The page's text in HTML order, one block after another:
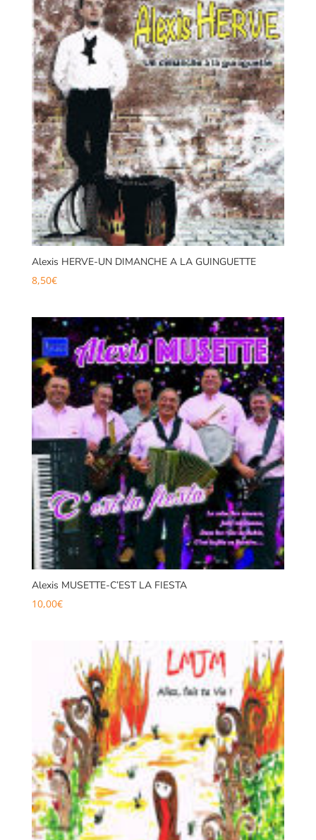
Alexis HERVE-UN DIMANCHE A LA GUINGUETTE
8,50€
Alexis MUSETTE-C’EST LA FIESTA
10,00€